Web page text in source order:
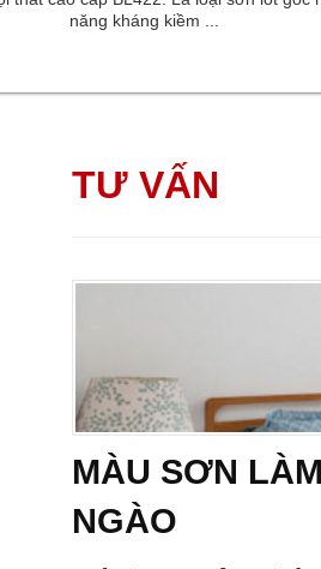
năng kháng kiềm ...
TƯ VẤN
MÀU SƠN
NGÀO